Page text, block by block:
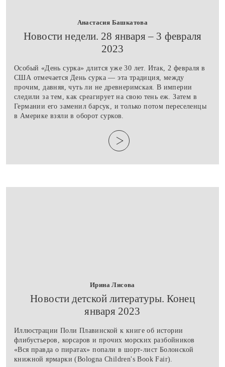
Анастасия Башкатова
​Новости недели. 28 января – 3 февраля
2023
Особый «День сурка» длится уже 30 лет. Итак, 2 февраля в
США отмечается День сурка — эта традиция, между
прочим, давняя, чуть ли не древнеримская. В империи
следили за тем, как среагирует на свою тень еж. Затем в
Германии его заменил барсук, и только потом переселенцы
в Америке взяли в оборот сурков.
Ирина Лисова
​Новости детской литературы. Конец
января 2023
Иллюстрации Поли Плавинской к книге об истории
флибустьеров, корсаров и прочих морских разбойников
«Вся правда о пиратах» попали в шорт-лист Болонской
книжной ярмарки (Bologna Children's Book Fair).